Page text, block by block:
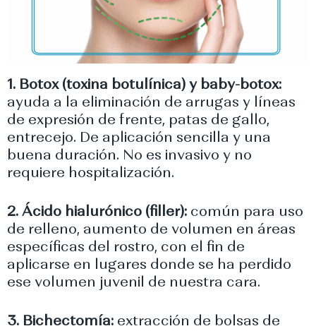
1. Botox (toxina botulínica) y baby-botox:
ayuda a la eliminación de arrugas y líneas
de expresión de frente, patas de gallo,
entrecejo. De aplicación sencilla y una
buena duración. No es invasivo y no
requiere hospitalización.
2. Ácido hialurónico (filler): común para uso
de relleno, aumento de volumen en áreas
específicas del rostro, con el fin de
aplicarse en lugares donde se ha perdido
ese volumen juvenil de nuestra cara.
3. Bichectomía: extracción de bolsas de